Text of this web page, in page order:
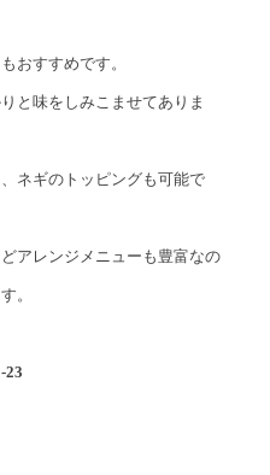
おすすめです。
と味をしみこませてありま
ネギのトッピングも可能で
アレンジメニューも豊富なの
。
23